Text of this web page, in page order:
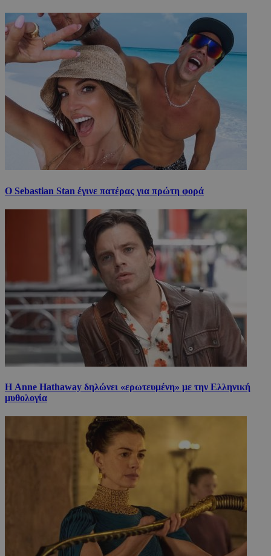
Ο Sebastian Stan έγινε πατέρας για πρώτη φορά
Η Anne Hathaway δηλώνει «ερωτευμένη» με την Ελληνική
μυθολογία